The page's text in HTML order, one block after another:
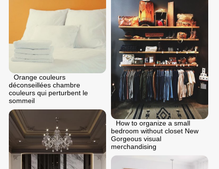
How to organize a small
bedroom without closet New
Gorgeous visual
merchandising
Orange couleurs
déconseillées chambre
couleurs qui perturbent le
sommeil